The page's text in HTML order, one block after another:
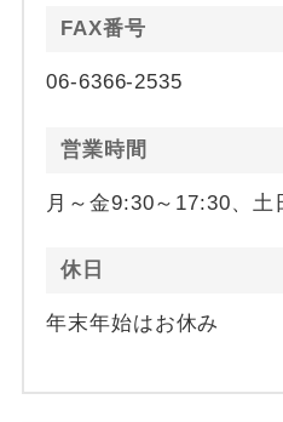
FAX番号
06-6366-2535
営業時間
月～金9:30～17:30、土
休日
年末年始はお休み